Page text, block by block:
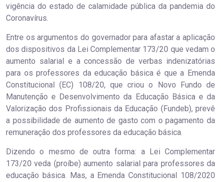
vigência do estado de calamidade pública da pandemia do
Coronavírus.
Entre os argumentos do governador para afastar a aplicação
dos dispositivos da Lei Complementar 173/20 que vedam o
aumento salarial e a concessão de verbas indenizatórias
para os professores da educação básica é que a Emenda
Constitucional (EC) 108/20, que criou o Novo Fundo de
Manutenção e Desenvolvimento da Educação Básica e da
Valorização dos Profissionais da Educação (Fundeb), prevê
a possibilidade de aumento de gasto com o pagamento da
remuneração dos professores da educação básica.
Dizendo o mesmo de outra forma: a Lei Complementar
173/20 veda (proíbe) aumento salarial para professores da
educação básica. Mas, a Emenda Constitucional 108/2020